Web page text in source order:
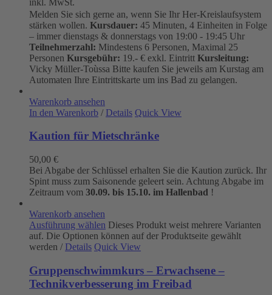
inkl. MwSt.
Melden Sie sich gerne an, wenn Sie Ihr Her-Kreislaufsystem
stärken wollen. Kursdauer: 45 Minuten, 4 Einheiten in Folge
– immer dienstags & donnerstags von 19:00 - 19:45 Uhr
Teilnehmerzahl: Mindestens 6 Personen, Maximal 25
Personen Kursgebühr: 19.- € exkl. Eintritt Kursleitung:
Vicky Müller-Toùssa Bitte kaufen Sie jeweils am Kurstag am
Automaten Ihre Eintrittskarte um ins Bad zu gelangen.
Warenkorb ansehen
In den Warenkorb / Details Quick View
Kaution für Mietschränke
50,00 €
Bei Abgabe der Schlüssel erhalten Sie die Kaution zurück. Ihr
Spint muss zum Saisonende geleert sein. Achtung Abgabe im
Zeitraum vom 30.09. bis 15.10. im Hallenbad !
Warenkorb ansehen
Ausführung wählen Dieses Produkt weist mehrere Varianten
auf. Die Optionen können auf der Produktseite gewählt
werden / Details Quick View
Gruppenschwimmkurs – Erwachsene –
Technikverbesserung im Freibad